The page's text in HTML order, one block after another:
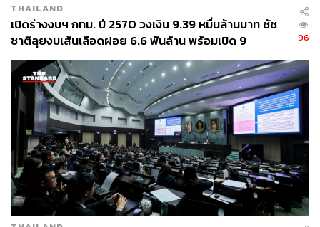
บรรยากาศของสาขานี้มีความเมืองที่ทันสมัยขึ้นมาหน่อย มี
น้อง Frogfish สีชมพู ตัวเด่นอยู่กลางร้าน แทนที่ปลาตัวใหญ่
ในสาขาสุขุมวิท ซึ่งเราชอบนะที่สาขานี้เน้นสีสันที่ดูมีความ
เป็นเมืองที่มีชีวิตมากขึ้น ให้ความรู้สึกสนุกสนานและจัดจ้าน
ตามสไตล์ร้านในเซ็นทรัลเอ็มบาสซี
เมื่อบวกกับบรรยากาศผู้คนที่เข้ามาทาน รวมถึงดนตรีและ
แสงที่ปรับเปลี่ยนไปตามช่วงเวลา มันให้ฟีลเหมือนนั่งทาน
อาหารอยู่ในร้านเท่ๆ ที่นิวยอร์กเหมือนกัน เป็นความร่วมสมัย
ที่ทำให้รสชาติอาหารทะเลดูมีจังหวะชีวิตที่สดใสและเข้าถึง
ง่ายขึ้นกว่าเดิม
THAILAND
เปิดร่างงบฯ กทม. ปี 2570 วงเงิน 9.39 หมื่นล้านบาท ชัช
ชาติลุยงบเส้นเลือดฝอย 6.6 พันล้าน พร้อมเปิด 9
ยุทธศาสตร์พัฒนาเมือง
96